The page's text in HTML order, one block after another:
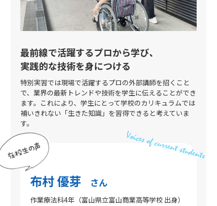
最前線で活躍するプロから学び、
実践的な技術を身につける
特別実習では現場で活躍するプロの外部講師を招くこと
で、業界の最新トレンドや技術を学生に伝えることができ
ます。これにより、学生にとって学校のカリキュラムでは
補いきれない「生きた知識」を習得できると考えていま
す。
布村 優芽 さん
作業療法科4年（富山県立富山商業高等学校 出身）